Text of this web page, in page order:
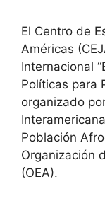
El Centro de
Américas
Internacional
Políticas para
organizado
Población
Organización
(OEA).